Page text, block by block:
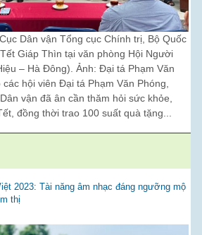
Dân vận Tổng cục Chính trị, Bộ Quốc
Giáp Thìn tại văn phòng Hội Người
– Hà Đông). Ảnh: Đại tá Phạm Văn
hội viên Đại tá Phạm Văn Phóng,
vận đã ân cần thăm hỏi sức khỏe,
đồng thời trao 100 suất quà tặng...
2023: Tài năng âm nhạc đáng ngưỡng mộ
thị